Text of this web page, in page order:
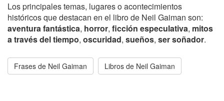
Los principales temas, lugares o acontecimientos
históricos que destacan en el libro de Neil Gaiman son:
aventura fantástica, horror, ficción especulativa, mitos
a través del tiempo, oscuridad, sueños, ser soñador.
Frases de Neil Gaiman Libros de Neil Gaiman